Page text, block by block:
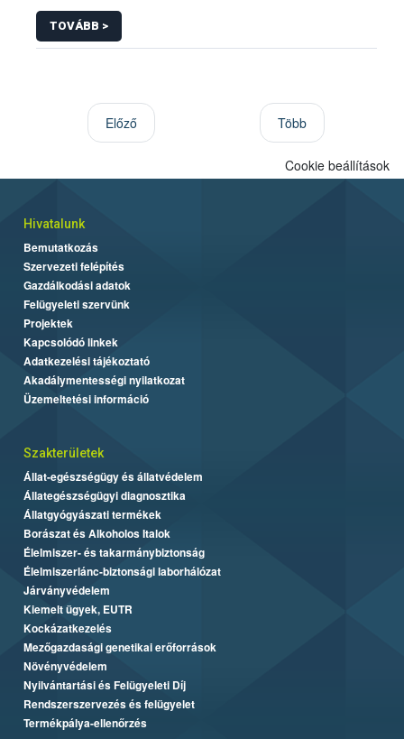
TOVÁBB >
Előző Több
Cookie beállítások
Hivatalunk
Bemutatkozás
Szervezeti felépítés
Gazdálkodási adatok
Felügyeleti szervünk
Projektek
Kapcsolódó linkek
Adatkezelési tájékoztató
Akadálymentességi nyilatkozat
Üzemeltetési információ
Szakterületek
Állat-egészségügy és állatvédelem
Állategészségügyi diagnosztika
Állatgyógyászati termékek
Borászat és Alkoholos Italok
Élelmiszer- és takarmánybiztonság
Élelmiszerlánc-biztonsági laborhálózat
Járványvédelem
Kiemelt ügyek, EUTR
Kockázatkezelés
Mezőgazdasági genetikai erőforrások
Növényvédelem
Nyilvántartási és Felügyeleti Díj
Rendszerszervezés és felügyelet
Termékpálya-ellenőrzés